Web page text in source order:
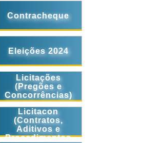
Contracheque
Eleições 2024
Licitações
(Pregões e
Concorrências)
Licitacon
(Contratos,
Aditivos e
Procedimentos